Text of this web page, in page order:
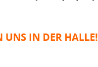
UNS IN DER HALLE!